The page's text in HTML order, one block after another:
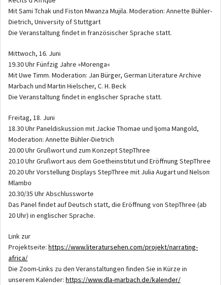
Mit Sami Tchak und Fiston Mwanza Mujila. Moderation: Annette Bühler-
Dietrich, University of Stuttgart
Die Veranstaltung findet in französischer Sprache statt.
Mittwoch, 16. Juni
19.30 Uhr Fünfzig Jahre »Morenga«
Mit Uwe Timm. Moderation: Jan Bürger, German Literature Archive
Marbach und Martin Hielscher, C. H. Beck
Die Veranstaltung findet in englischer Sprache statt.
Freitag, 18. Juni
18.30 Uhr Paneldiskussion mit Jackie Thomae und Ijoma Mangold,
Moderation: Annette Bühler-Dietrich
20.00 Uhr Grußwort und zum Konzept StepThree
20.10 Uhr Grußwort aus dem Goetheinstitut und Eröffnung StepThree
20.20 Uhr Vorstellung Displays StepThree mit Julia Augart und Nelson
Mlambo
20.30/35 Uhr Abschlussworte
Das Panel findet auf Deutsch statt, die Eröffnung von StepThree (ab
20 Uhr) in englischer Sprache.
Link zur
Projektseite: https://www.literatursehen.com/projekt/narrating-
africa/
Die Zoom-Links zu den Veranstaltungen finden Sie in Kürze in
unserem Kalender: https://www.dla-marbach.de/kalender/